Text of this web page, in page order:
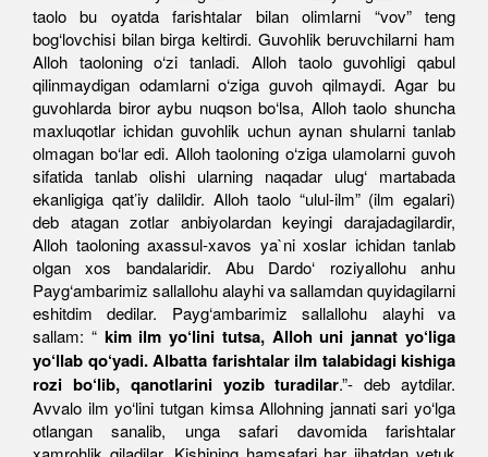
taolo bu oyatda farishtalar bilan olimlarni “vov” teng
bog‘lovchisi bilan birga keltirdi. Guvohlik beruvchilarni ham
Alloh taoloning o‘zi tanladi. Alloh taolo guvohligi qabul
qilinmaydigan odamlarni o‘ziga guvoh qilmaydi. Agar bu
guvohlarda biror aybu nuqson bo‘lsa, Alloh taolo shuncha
maxluqotlar ichidan guvohlik uchun aynan shularni tanlab
olmagan bo‘lar edi. Alloh taoloning o‘ziga ulamolarni guvoh
sifatida tanlab olishi ularning naqadar ulug‘ martabada
ekanligiga qat’iy dalildir. Alloh taolo “ulul-ilm” (ilm egalari)
deb atagan zotlar anbiyolardan keyingi darajadagilardir,
Alloh taoloning axassul-xavos ya`ni xoslar ichidan tanlab
olgan xos bandalaridir. Abu Dardo‘ roziyallohu anhu
Payg‘ambarimiz sallallohu alayhi va sallamdan quyidagilarni
eshitdim dedilar. Payg‘ambarimiz sallallohu alayhi va
sallam: “ kim ilm yo‘lini tutsa, Alloh uni jannat yo‘liga
yo‘llab qo‘yadi. Albatta farishtalar ilm talabidagi kishiga
rozi bo‘lib, qanotlarini yozib turadilar.”- deb aytdilar.
Avvalo ilm yo‘lini tutgan kimsa Allohning jannati sari yo‘lga
otlangan sanalib, unga safari davomida farishtalar